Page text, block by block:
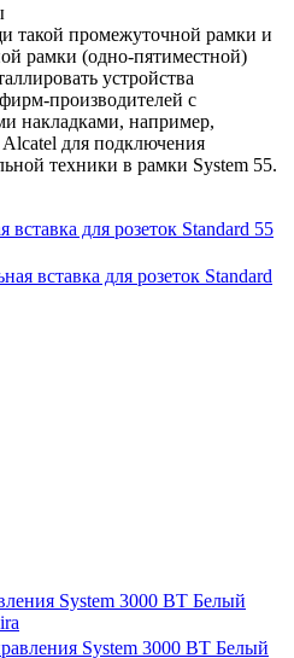
такой промежуточной рамки и
рамки (одно-пятиместной)
устройства
производителей с
накладками, например,
Alcatel для подключения
техники в рамки System 55.
вставка для розеток Standard 55
System 3000 BT Белый